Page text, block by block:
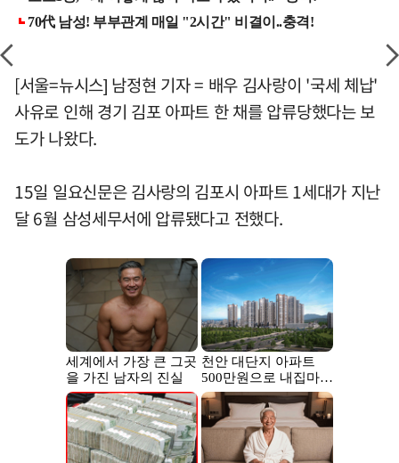
[서울=뉴시스] 남정현 기자 = 배우 김사랑이 '국세 체납'
사유로 인해 경기 김포 아파트 한 채를 압류당했다는 보
도가 나왔다.
15일 일요신문은 김사랑의 김포시 아파트 1세대가 지난
달 6월 삼성세무서에 압류됐다고 전했다.